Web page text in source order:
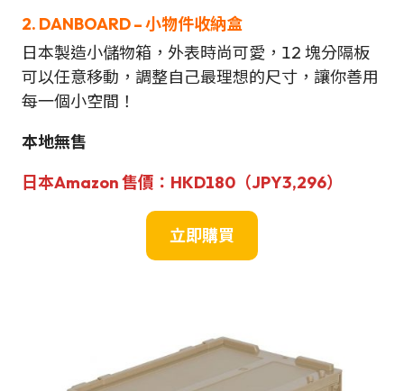
2. DANBOARD – 小物件收納盒
日本製造小儲物箱，外表時尚可愛，12 塊分隔板
可以任意移動，調整自己最理想的尺寸，讓你善用
每一個小空間！
本地無售
日本Amazon售價：HKD180（JPY3,296）
立即購買